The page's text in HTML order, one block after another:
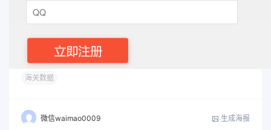
海关数据
微信waimao0009 生成海报